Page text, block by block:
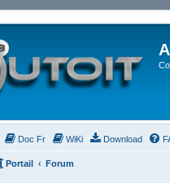
Doc Fr WiKi Download
Portail Forum